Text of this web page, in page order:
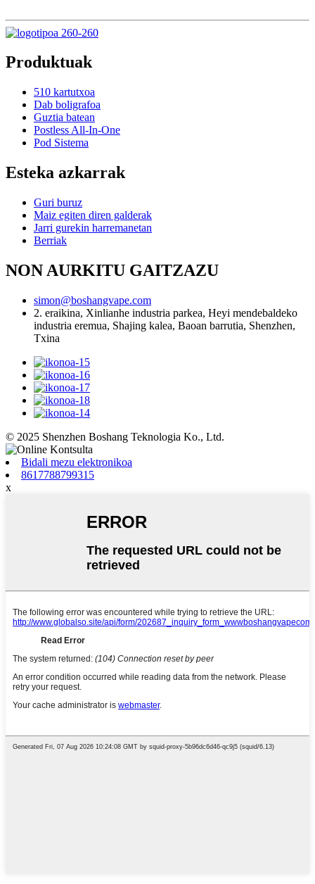
Produktuak
510 kartutxoa
Dab boligrafoa
Guztia batean
Postless All-In-One
Pod Sistema
Esteka azkarrak
Guri buruz
Maiz egiten diren galderak
Jarri gurekin harremanetan
Berriak
NON AURKITU GAITZAZU
simon@boshangvape.com
2. eraikina, Xinlianhe industria parkea, Heyi mendebaldeko
industria eremua, Shajing kalea, Baoan barrutia, Shenzhen,
Txina
© 2025 Shenzhen Boshang Teknologia Ko., Ltd.
Bidali mezu elektronikoa
8617788799315
x